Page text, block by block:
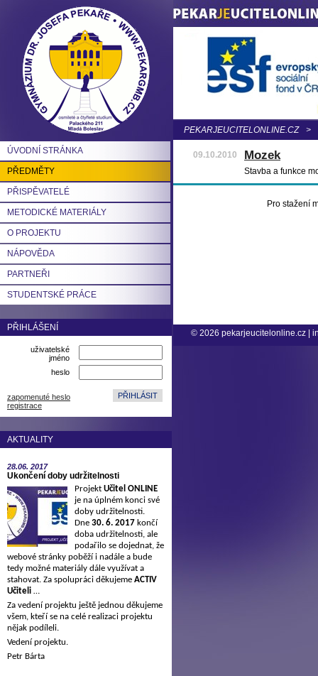
ÚVODNÍ STRÁNKA
PŘEDMĚTY
PŘISPĚVATELÉ
METODICKÉ MATERIÁLY
O PROJEKTU
NÁPOVĚDA
PARTNEŘI
STUDENTSKÉ PRÁCE
PŘIHLÁŠENÍ
uživatelské
jméno
heslo
zapomenuté heslo
registrace
AKTUALITY
28.06. 2017
Ukončení doby udržitelnosti
Projekt Učitel ONLINE
je na úplném konci své
doby udržitelnosti.
Dne 30. 6. 2017 končí
doba udržitelnosti, ale
podařilo se dojednat, že
webové stránky poběží i nadále a bude
tedy možné materiály dále využívat a
stahovat. Za spolupráci děkujeme ACTIV
Učiteli …
Za vedení projektu ještě jednou děkujeme
všem, kteří se na celé realizaci projektu
nějak podíleli.
Vedení projektu.
Petr Bárta
PEKARJEUCITELONLINE.CZ >
09.10.2010 Mozek
Stavba a funkce
Pro stažení
© 2026 pekarjeucitelonline.cz